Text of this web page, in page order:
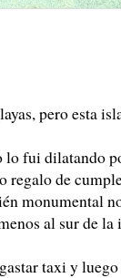
pero esta
fui dilatando
regalo de
monumental
al sur de
taxi y